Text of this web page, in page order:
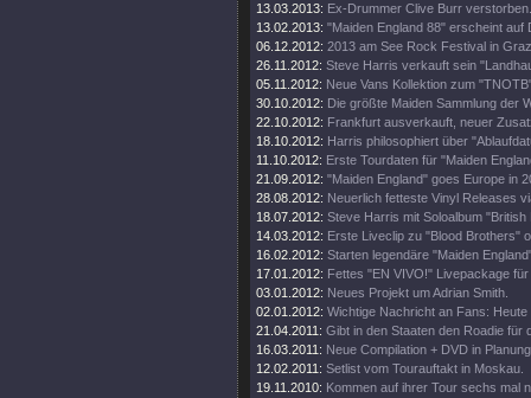
13.03.2013: Ex-Drummer Clive Burr verstorben.
13.02.2013: "Maiden England 88" erscheint auf
06.12.2012: 2013 am See Rock Festival in Graz
26.11.2012: Steve Harris verkauft sein
05.11.2012: Neue Vans Kollektion zum
30.10.2012: Die größte Maiden Sammlung der
22.10.2012: Frankfurt ausverkauft, neuer
18.10.2012: Harris philosophiert über
11.10.2012: Erste Tourdaten für "Maiden
21.09.2012: "Maiden England" goes Europe in
28.08.2012: Neuerlich fetteste Vinyl Releases
18.07.2012: Steve Harris mit Soloalbum "British
14.03.2012: Erste Liveclip zu "Blood Brothers"
16.02.2012: Starten legendäre "Maiden
17.01.2012: Fettes "EN VIVO!" Livepackage
03.01.2012: Neues Projekt um Adrian Smith.
02.01.2012: Wichtige Nachricht an Fans: Heute
21.04.2011: Gibt in den Staaten den Roadie für
16.03.2011: Neue Compilation + DVD in
12.02.2011: Setlist vom Tourauftakt in Moskau.
19.11.2010: Kommen auf ihrer Tour sechs mal